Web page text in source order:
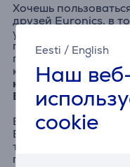
Eesti / English
Наш
cookie
Хочешь
друзей Euronics, в
уведомления о
предложениях и
присоединяйся к
клиентов и
настройках «Хочу
Euronics».
Если ты уже
Euronics, то проверь
том, что у тебя
предложения